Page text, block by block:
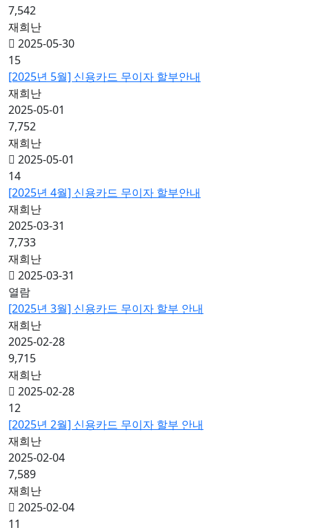
7,542
재희난
2025-05-30
15
[2025년 5월] 신용카드 무이자 할부안내
재희난
2025-05-01
7,752
재희난
2025-05-01
14
[2025년 4월] 신용카드 무이자 할부안내
재희난
2025-03-31
7,733
재희난
2025-03-31
열람
[2025년 3월] 신용카드 무이자 할부 안내
재희난
2025-02-28
9,715
재희난
2025-02-28
12
[2025년 2월] 신용카드 무이자 할부 안내
재희난
2025-02-04
7,589
재희난
2025-02-04
11